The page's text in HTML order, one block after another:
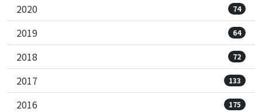
2020 74
2019 64
2018 72
2017 133
2016 175